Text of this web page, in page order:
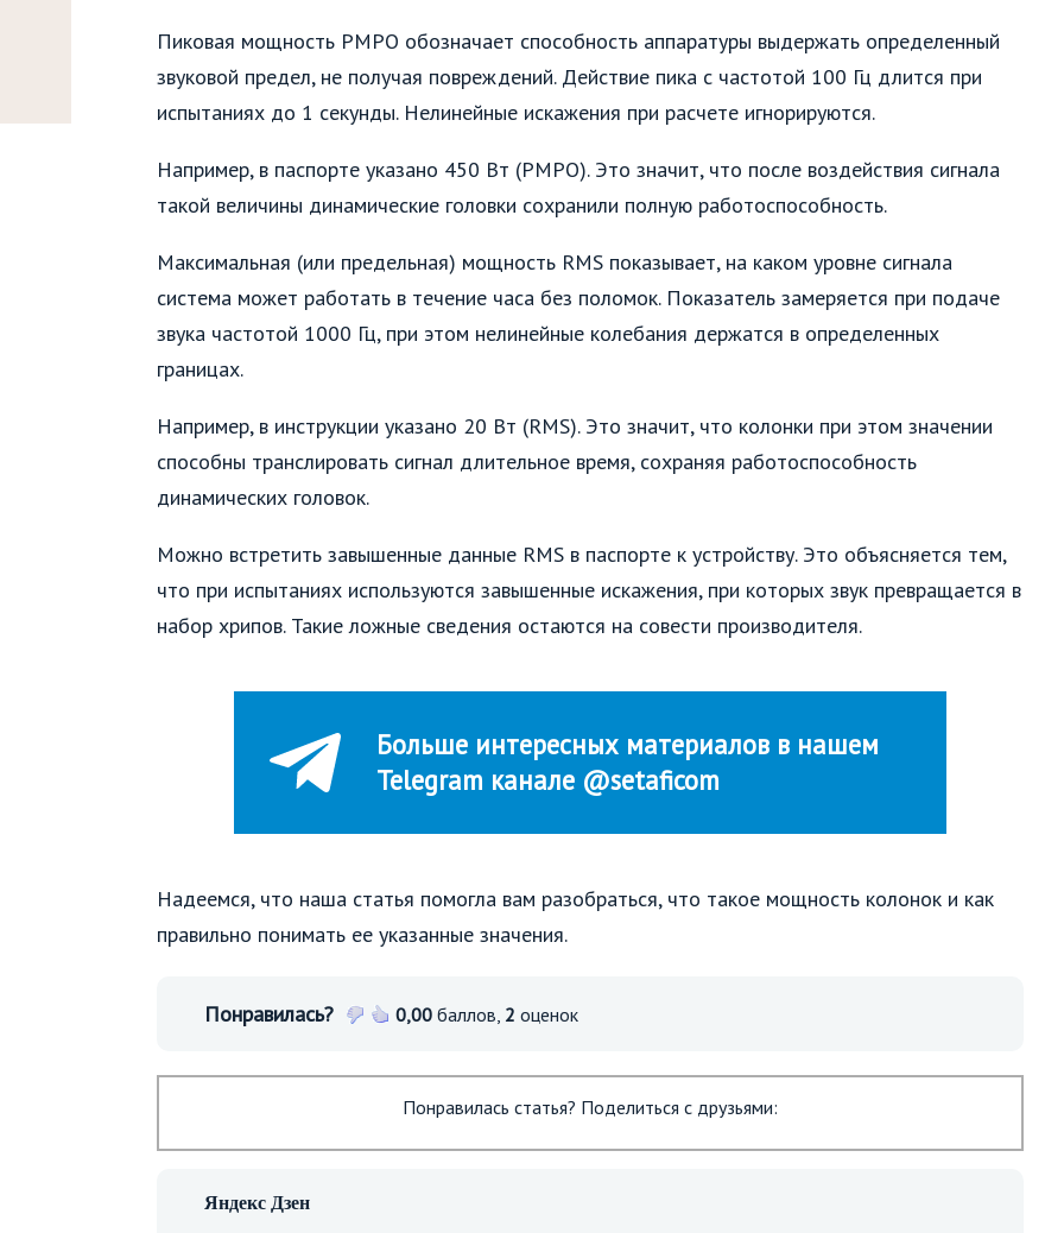
Пиковая мощность PMPO обозначает способность аппаратуры выдержать определенный
звуковой предел, не получая повреждений. Действие пика с частотой 100 Гц длится при
испытаниях до 1 секунды. Нелинейные искажения при расчете игнорируются.
Например, в паспорте указано 450 Вт (PMPO). Это значит, что после воздействия сигнала
такой величины динамические головки сохранили полную работоспособность.
Максимальная (или предельная) мощность RMS показывает, на каком уровне сигнала
система может работать в течение часа без поломок. Показатель замеряется при подаче
звука частотой 1000 Гц, при этом нелинейные колебания держатся в определенных
границах.
Например, в инструкции указано 20 Вт (RMS). Это значит, что колонки при этом значении
способны транслировать сигнал длительное время, сохраняя работоспособность
динамических головок.
Можно встретить завышенные данные RMS в паспорте к устройству. Это объясняется тем,
что при испытаниях используются завышенные искажения, при которых звук превращается в
набор хрипов. Такие ложные сведения остаются на совести производителя.
Больше интересных материалов в нашем
Telegram канале @setaficom
Надеемся, что наша статья помогла вам разобраться, что такое мощность колонок и как
правильно понимать ее указанные значения.
Понравилась? 0,00 баллов, 2 оценок
Понравилась статья? Поделиться с друзьями: